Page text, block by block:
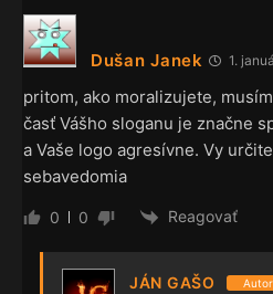
Dušan Janek 1.
pritom, ako moralizujete,
časť Vášho sloganu je značne
a Vaše logo agresívne. Vy
sebavedomia
0 0 Reagovať
JÁN GAŠO Autor